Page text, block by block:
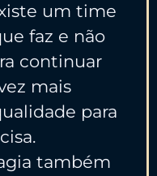
um time
faz e não
continuar
mais
para
também